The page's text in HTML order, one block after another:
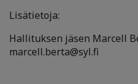
Lisätietoja:
Hallituksen jäsen Marcell
marcell.berta@syl.fi